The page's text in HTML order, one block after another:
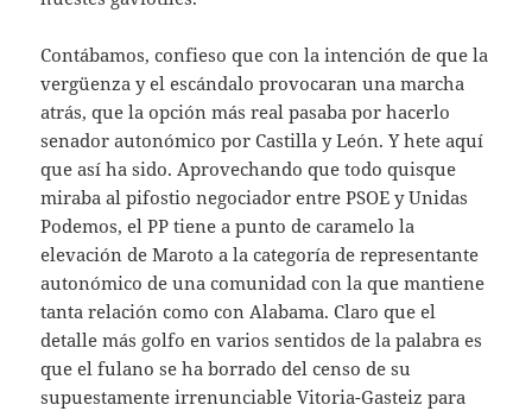
Contábamos, confieso que con la intención de que la
vergüenza y el escándalo provocaran una marcha
atrás, que la opción más real pasaba por hacerlo
senador autonómico por Castilla y León. Y hete aquí
que así ha sido. Aprovechando que todo quisque
miraba al pifostio negociador entre PSOE y Unidas
Podemos, el PP tiene a punto de caramelo la
elevación de Maroto a la categoría de representante
autonómico de una comunidad con la que mantiene
tanta relación como con Alabama. Claro que el
detalle más golfo en varios sentidos de la palabra es
que el fulano se ha borrado del censo de su
supuestamente irrenunciable Vitoria-Gasteiz para